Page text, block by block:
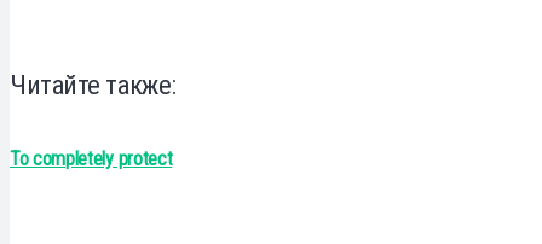
Читайте также:
To completely protect